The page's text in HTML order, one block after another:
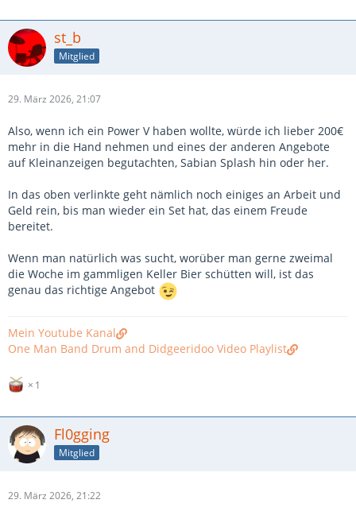
st_b
Mitglied
29. März 2026, 21:07
Also, wenn ich ein Power V haben wollte, würde ich lieber 200€
mehr in die Hand nehmen und eines der anderen Angebote
auf Kleinanzeigen begutachten, Sabian Splash hin oder her.
In das oben verlinkte geht nämlich noch einiges an Arbeit und
Geld rein, bis man wieder ein Set hat, das einem Freude
bereitet.
Wenn man natürlich was sucht, worüber man gerne zweimal
die Woche im gammligen Keller Bier schütten will, ist das
genau das richtige Angebot
Mein Youtube Kanal
One Man Band Drum and Didgeeridoo Video Playlist
1
Fl0gging
Mitglied
29. März 2026, 21:22